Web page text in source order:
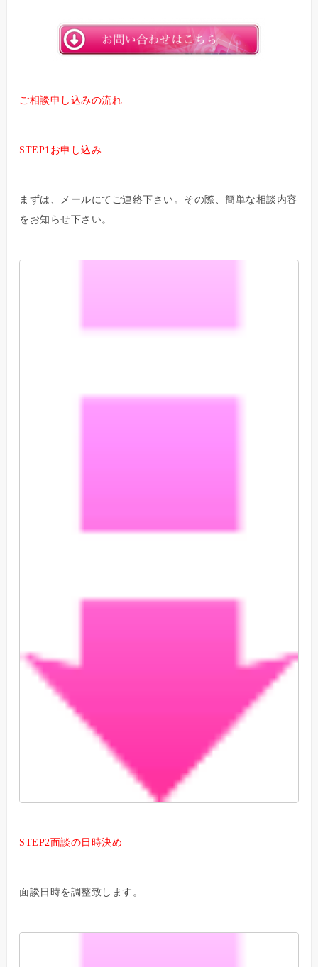
ご相談申し込みの流れ
STEP1お申し込み
まずは、メールにてご連絡下さい。その際、簡単な相談内容
をお知らせ下さい。
STEP2面談の日時決め
面談日時を調整致します。